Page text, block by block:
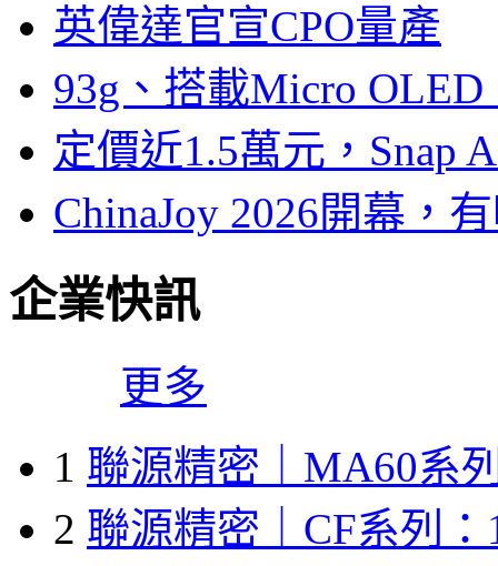
英偉達官宣CPO量產
93g、搭載Micro
定價近1.5萬元，Snap
ChinaJoy 2026開幕，
企業快訊
更多
1 聯源精密｜MA60系
2 聯源精密｜CF系列：